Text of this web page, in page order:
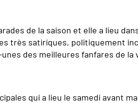
de la saison et elle a lieu
très satiriques, politiquement
des meilleures fanfares de la
qui a lieu le samedi avant